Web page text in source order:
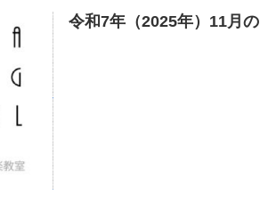
令和7年（2025年）11月